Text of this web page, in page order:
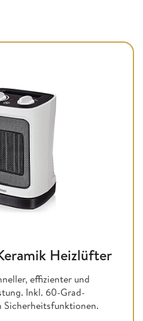
Heizlüfter
effizienter und
Inkl. 60-Grad-
Sicherheitsfunktionen.